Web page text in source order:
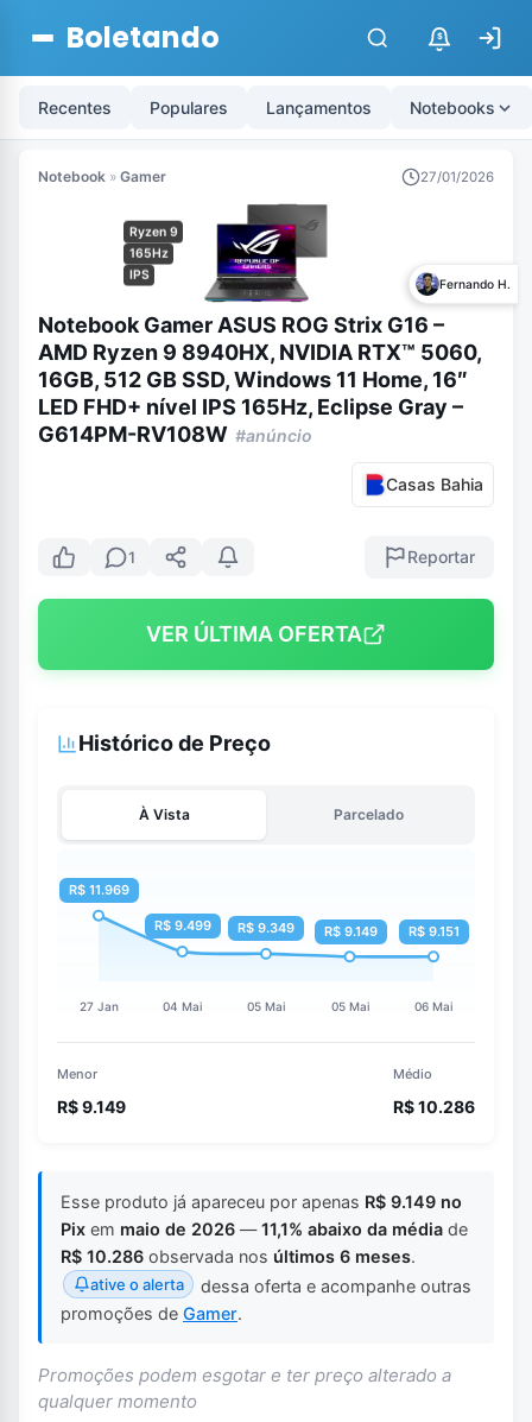
Boletando $
Recentes Populares Lançamentos Notebooks
Notebook » Gamer 27/01/2026
Ryzen 9
165Hz
IPS
Fernando H.
Notebook Gamer ASUS ROG Strix G16 –
AMD Ryzen 9 8940HX, NVIDIA RTX™ 5060,
16GB, 512 GB SSD, Windows 11 Home, 16″
LED FHD+ nível IPS 165Hz, Eclipse Gray –
G614PM-RV108W #anúncio
Casas Bahia
1 Reportar
VER ÚLTIMA OFERTA
Histórico de Preço
À Vista Parcelado
Menor
R$ 9.149
Médio
R$ 10.286
Esse produto já apareceu por apenas R$ 9.149 no
Pix em maio de 2026 —11,1% abaixo da média de
R$ 10.286 observada nos últimos 6 meses.
ative o alerta
dessa oferta e acompanhe outras
promoções de Gamer.
Promoções podem esgotar e ter preço alterado a
qualquer momento